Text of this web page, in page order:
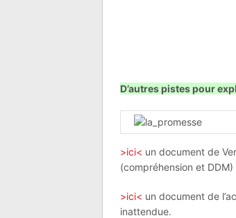
D’autres pistes pour
>ici< un document de
(compréhension et DDM)
>ici< un document de
inattendue.